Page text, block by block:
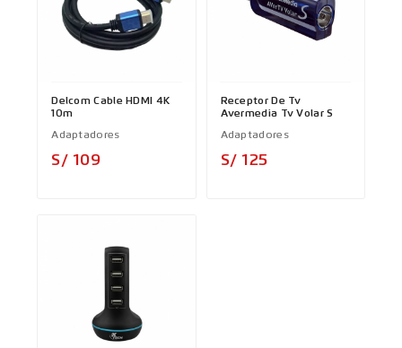
Delcom Cable HDMI 4K
10m
Adaptadores
S/ 109
Receptor De Tv
Avermedia Tv Volar S
Adaptadores
S/ 125